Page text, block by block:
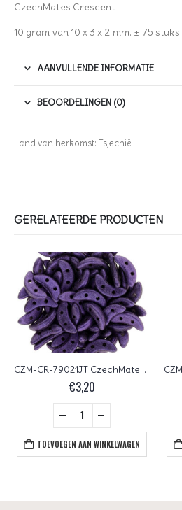
CzechMates Crescent
10 gram van 10 x 3 x 2 mm. ± 75 stuks.
AANVULLENDE INFORMATIE
BEOORDELINGEN (0)
Land van herkomst: Tsjechië
GERELATEERDE PRODUCTEN
CZM-CR-79021JT CzechMates Crescent Metallic Suede Purple 10 gram.
€3,20
TOEVOEGEN AAN WINKELWAGEN